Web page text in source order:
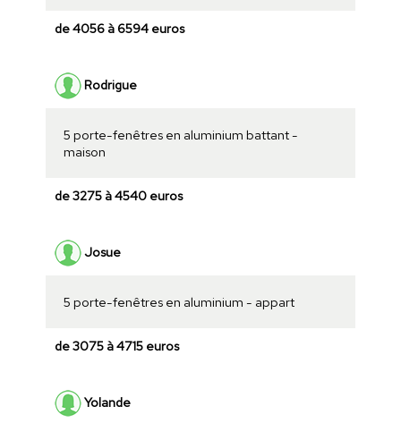
de 4056 à 6594 euros
Rodrigue
5 porte-fenêtres en aluminium battant -
maison
de 3275 à 4540 euros
Josue
5 porte-fenêtres en aluminium - appart
de 3075 à 4715 euros
Yolande